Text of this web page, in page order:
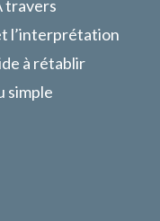
travers
l’interprétation
à rétablir
simple